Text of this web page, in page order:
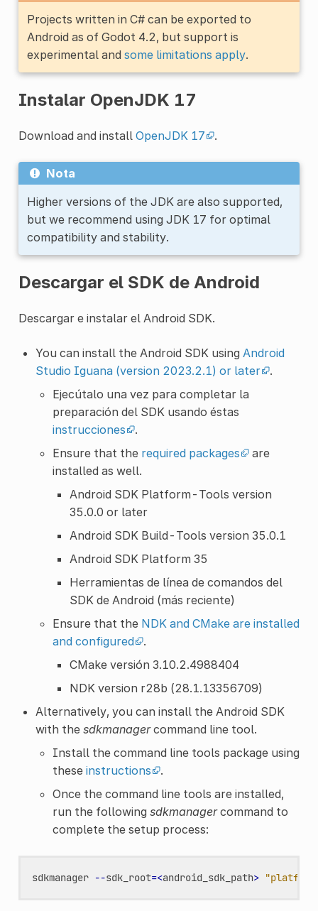
Projects written in C# can be exported to
Android as of Godot 4.2, but support is
experimental and some limitations apply.
Instalar OpenJDK 17
Download and install OpenJDK 17 .
Nota
Higher versions of the JDK are also supported,
but we recommend using JDK 17 for optimal
compatibility and stability.
Descargar el SDK de Android
Descargar e instalar el Android SDK.
You can install the Android SDK using Android
Studio Iguana (version 2023.2.1) or later
.
Ejecútalo una vez para completar la
preparación del SDK usando éstas
instrucciones
.
Ensure that the required packages
are
installed as well.
Android SDK Platform-Tools version
35.0.0 or later
Android SDK Build-Tools version 35.0.1
Android SDK Platform 35
Herramientas de línea de comandos del
SDK de Android (más reciente)
Ensure that the NDK and CMake are installed
and configured
.
CMake versión 3.10.2.4988404
NDK version r28b (28.1.13356709)
Alternatively, you can install the Android SDK
with the sdkmanagercommand line tool.
Install the command line tools package using
these instructions
.
Once the command line tools are installed,
run the following sdkmanagercommand to
complete the setup process:
sdkmanager --sdk_root=<android_sdk_path>